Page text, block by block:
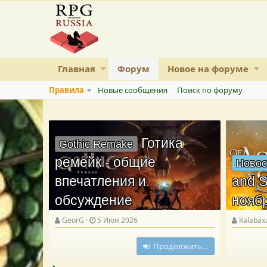
Главная Форум Новое на форуме
Правила Новые сообщения Поиск по форуму
Gothic Remake Готика
ремейк - общие
впечатления и
обсуждение
GeorG 5 Июн 2026
Продолжить…
and